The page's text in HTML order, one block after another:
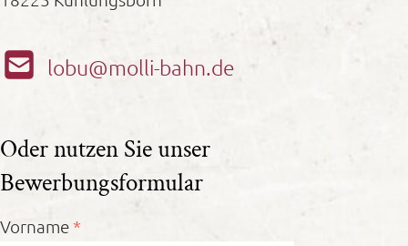
lobu@molli-bahn.de
Oder nutzen Sie unser
Bewerbungsformular
Vorname *